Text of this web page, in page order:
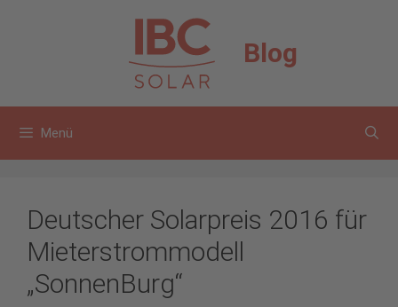
Blog
Menü
Deutscher Solarpreis 2016 für
Mieterstrommodell
„SonnenBurg“